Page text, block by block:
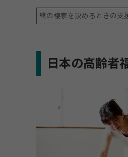
終の棲家を決めるときの支
日本の高齢者